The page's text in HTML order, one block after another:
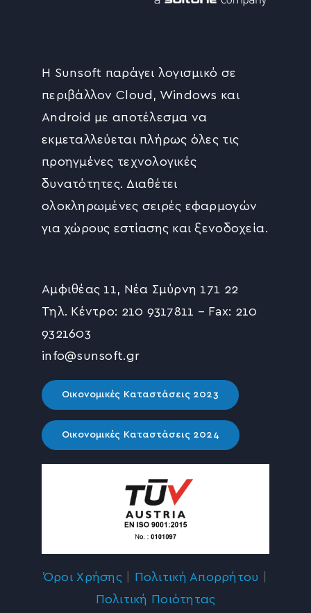
Η Sunsoft παράγει λογισμικό σε
περιβάλλον Cloud, Windows και
Android με αποτέλεσμα να
εκμεταλλεύεται πλήρως όλες τις
προηγμένες τεχνολογικές
δυνατότητες. Διαθέτει
ολοκληρωμένες σειρές εφαρμογών
για χώρους εστίασης και ξενοδοχεία.
Αμφιθέας 11, Νέα Σμύρνη 171 22
Τηλ. Κέντρο: 210 9317811 – Fax: 210
9321603
info@sunsoft.gr
Οικονομικές Καταστάσεις 2023
Οικονομικές Καταστάσεις 2024
Όροι Χρήσης| Πολιτική Απορρήτου
Πολιτική Ποιότητας